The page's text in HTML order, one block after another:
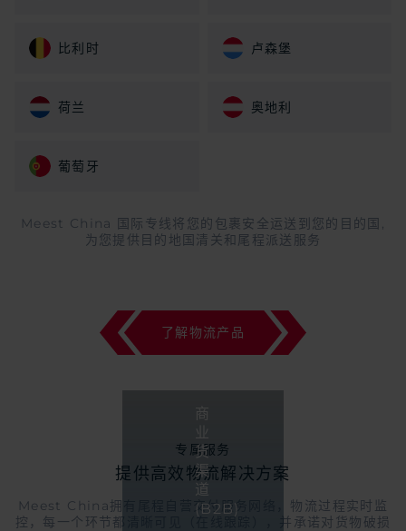
比利时 卢森堡
荷兰 奥地利
葡萄牙
Meest China 国际专线将您的包裹安全运送到您的目的国,
为您提供目的地国清关和尾程派送服务
了解物流产品
专属服务
提供高效物流解决方案
Meest China拥有尾程自营交付服务网络，物流过程实时监
控，每一个环节都清晰可见（在线跟踪），并承诺对货物破损
商
业
货
渠
道
(B2B)